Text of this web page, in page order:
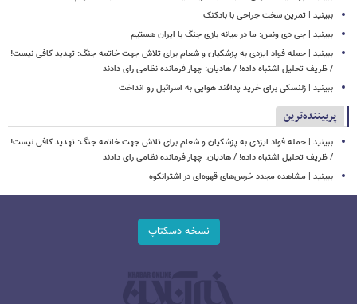
ببینید | تمرین سخت جراحی با بادکنک
ببینید | جی دی ونس: ما در میانه بازی جنگ با ایران هستیم
ببینید | حمله فواد ایزدی به پزشکیان و شعام برای تلاش جهت خاتمه جنگ: تهدید کافی نیست!
/ ظریف تحلیل اشتباه داده! / هادیان: چهار فرمانده نظامی رای دادند
ببینید | زلنسکی برای خرید پدافند هوایی به اسرائیل رو انداخت
پربیننده‌ترین
ببینید | حمله فواد ایزدی به پزشکیان و شعام برای تلاش جهت خاتمه جنگ: تهدید کافی نیست!
/ ظریف تحلیل اشتباه داده! / هادیان: چهار فرمانده نظامی رای دادند
ببینید | مشاهده مجدد خرس‌های قهوه‌ای در اشترانکوه
نسخه دسکتاپ